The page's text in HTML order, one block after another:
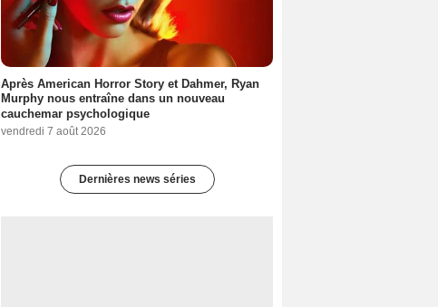
Après American Horror Story et Dahmer, Ryan
Murphy nous entraîne dans un nouveau
cauchemar psychologique
vendredi 7 août 2026
Dernières news séries